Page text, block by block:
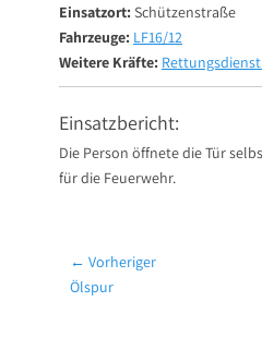
Einsatzort: Schützenstraße
Fahrzeuge: LF16/12
Weitere Kräfte:
Einsatzbericht:
Die Person öffnete die Tür
für die Feuerwehr.
Beitragsnavigation
← Vorheriger
Vorheriger
Ölspur